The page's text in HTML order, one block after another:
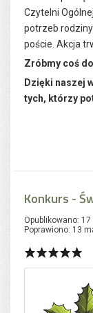
Czytelni
potrzeb
poście. Akcja
Zróbmy coś
Dzięki naszej
tych, którzy
Konkurs -
Opublikowano:
Poprawiono: 13